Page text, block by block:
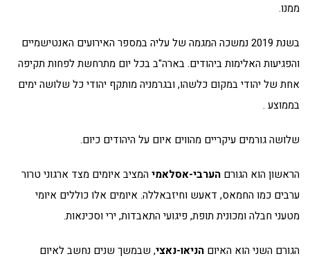
ממנו.
בשנת 2019 נמשכה המגמה של עליה במספר האירועים האנטישמיים
והפגיעות האלימות ביהודים. בארה"ב בכל יום מתרחשת לפחות תקיפה
אחת של יהודי במקום כלשהו, ובגרמניה מותקף יהודי כל שלושה ימים
בממוצע .
שלושה גורמים עיקריים מהווים איום על היהודים כיום.
הראשון הוא הגורם הערבי-אסלאמי המציב איומים מצד ארגוני טרור
ערבים כמו החמאס, דאעש וחיזבאללה. איומים אלו כוללים איומי
מטעני חבלה ומכונית תופת, פיגועי התאבדות, ירי וסכינאות.
הגורם השני הוא האיום הניאו-נאצי, שבמשך שנים נחשב לאיום